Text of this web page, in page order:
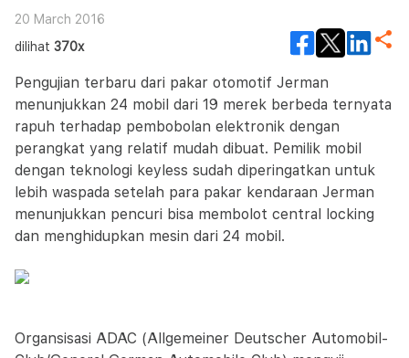
20 March 2016
dilihat 370x
Pengujian terbaru dari pakar otomotif Jerman
menunjukkan 24 mobil dari 19 merek berbeda ternyata
rapuh terhadap pembobolan elektronik dengan
perangkat yang relatif mudah dibuat. Pemilik mobil
dengan teknologi keyless sudah diperingatkan untuk
lebih waspada setelah para pakar kendaraan Jerman
menunjukkan pencuri bisa membolot central locking
dan menghidupkan mesin dari 24 mobil.
Organsisasi ADAC (Allgemeiner Deutscher Automobil-